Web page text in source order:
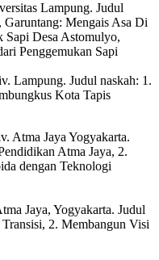
Lampung. Judul
Garuntang: Mengais Asa Di
Sapi Desa Astomulyo,
Penggemukan Sapi
Lampung. Judul naskah: 1.
Kota Tapis
Atma Jaya Yogyakarta.
Atma Jaya, 2.
dengan Teknologi
Jaya, Yogyakarta. Judul
2. Membangun Visi